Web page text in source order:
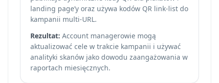
landing page’y oraz używa kodów QR link-list do
kampanii multi-URL.
Rezultat: Account managerowie mogą
aktualizować cele w trakcie kampanii i używać
analityki skanów jako dowodu zaangażowania w
raportach miesięcznych.